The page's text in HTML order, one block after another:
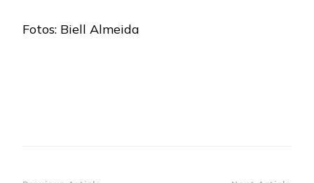
Fotos: Biell Almeida